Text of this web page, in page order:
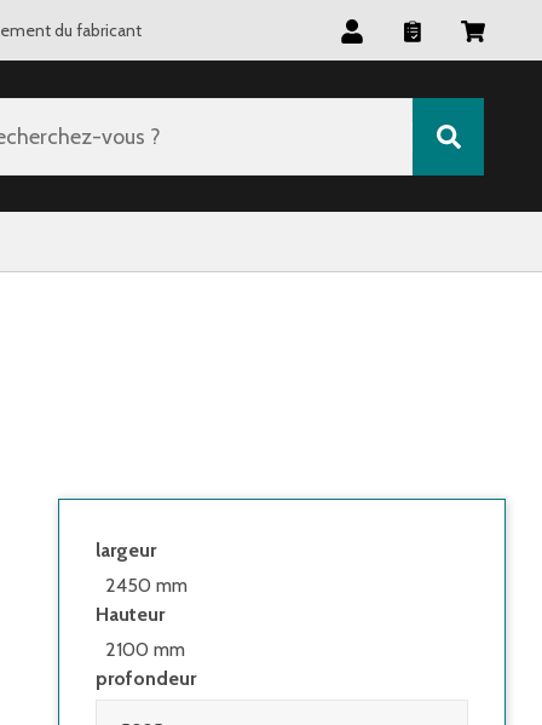
du fabricant
vous ?
largeur
2450 mm
Hauteur
2100 mm
profondeur